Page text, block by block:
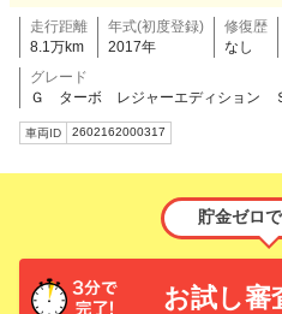
走行距離
8.1万km
年式(初度登録)
2017年
修復歴
なし
グレード
Ｇ ターボ レジャーエディション
車両ID 2602162000317
貯金ゼロ
お試し審